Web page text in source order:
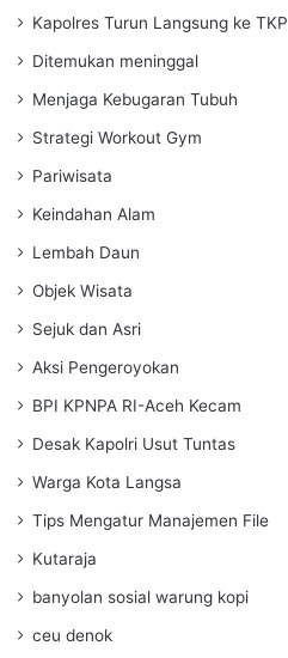
Kapolres Turun Langsung ke TKP
Ditemukan meninggal
Menjaga Kebugaran Tubuh
Strategi Workout Gym
Pariwisata
Keindahan Alam
Lembah Daun
Objek Wisata
Sejuk dan Asri
Aksi Pengeroyokan
BPI KPNPA RI-Aceh Kecam
Desak Kapolri Usut Tuntas
Warga Kota Langsa
Tips Mengatur Manajemen File
Kutaraja
banyolan sosial warung kopi
ceu denok